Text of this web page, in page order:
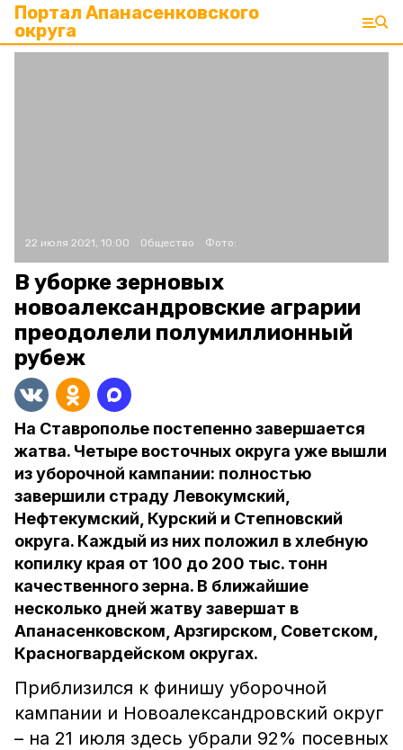
Портал Апанасенковского
округа
22 июля 2021, 10:00 Общество Фото:
В уборке зерновых
новоалександровские аграрии
преодолели полумиллионный
рубеж
На Ставрополье постепенно завершается
жатва. Четыре восточных округа уже вышли
из уборочной кампании: полностью
завершили страду Левокумский,
Нефтекумский, Курский и Степновский
округа. Каждый из них положил в хлебную
копилку края от 100 до 200 тыс. тонн
качественного зерна. В ближайшие
несколько дней жатву завершат в
Апанасенковском, Арзгирском, Советском,
Красногвардейском округах.
Приблизился к финишу уборочной
кампании и Новоалександровский округ
– на 21 июля здесь убрали 92% посевных